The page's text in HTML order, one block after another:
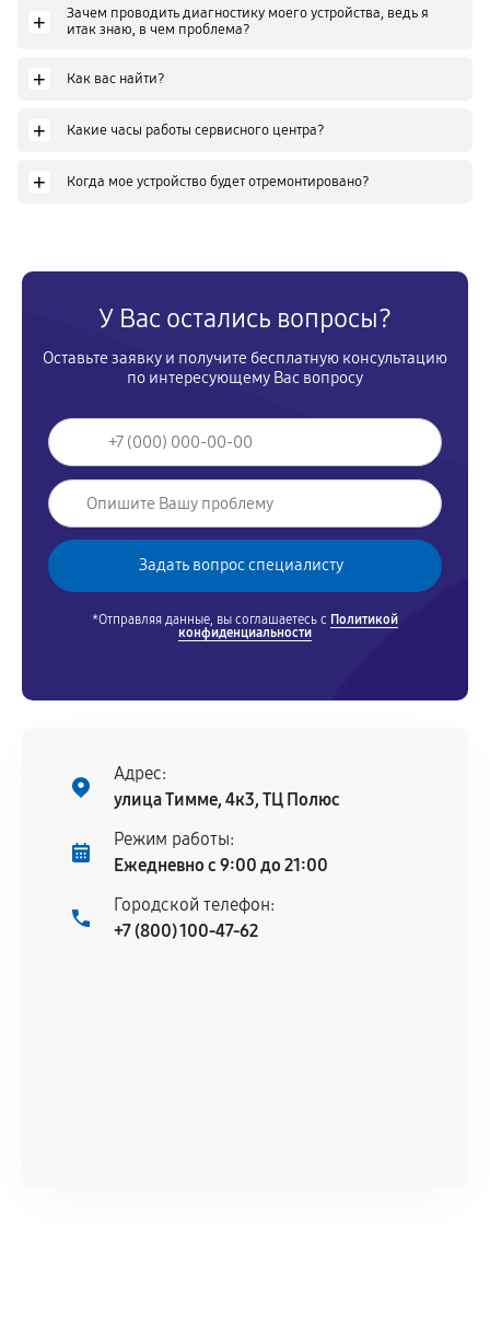
+
Зачем проводить диагностику моего устройства, ведь я
итак знаю, в чем проблема?
+ Как вас найти?
+ Какие часы работы сервисного центра?
+ Когда мое устройство будет отремонтировано?
У Вас остались вопросы?
Оставьте заявку и получите бесплатную консультацию
по интересующему Вас вопросу
*Отправляя данные, вы соглашаетесь с Политикой
конфиденциальности
Адрес:
улица Тимме, 4к3, ТЦ Полюс
Режим работы:
Ежедневно с 9:00 до 21:00
Городской телефон:
+7 (800) 100-47-62